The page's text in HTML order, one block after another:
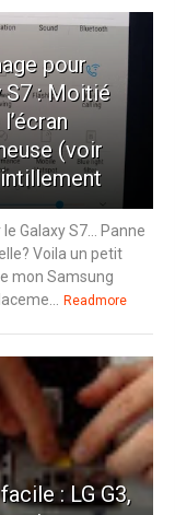
pour
S7 : Moitié
(voir
le Galaxy S7… Panne
Voila un petit
mon Samsung
Readmore
: LG G3,